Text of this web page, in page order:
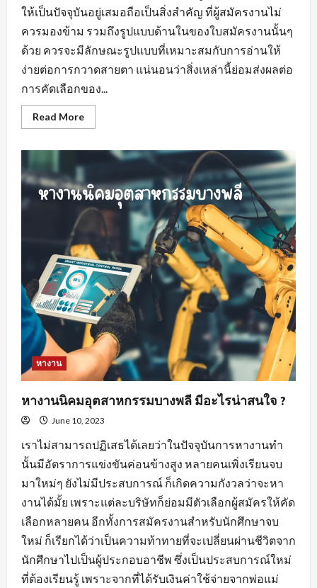
ให้เป็นปัจจุบันอยู่เสมอถือเป็นสิ่งสำคัญ ที่ผู้สมัครงานไม่
ควรมองข้าม รวมถึงรูปแบบด้านในของใบสมัครงานนั้นๆ
ด้วย ควรจะมีลักษณะรูปแบบที่เหมาะสมกับการอ่านให้
ง่ายต่อการกวาดสายตา แน่นอนว่าสิ่งเหล่านี้ย่อมส่งผลต่อ
การคัดเลือกของ...
Read MoreRead
more
ที่
ของ
พฤติกรรม
คน
หา
พนักงาน
ขาย
สร้าง
ความ
พึง
พอใจ
ให้
แก่
องค์กร
หางาน
หางานนิคมอุตสาหกรรมบางพลี มีอะไรน่าสนใจ ?
June 10, 2023
เราไม่สามารถปฏิเสธได้เลยว่าในปัจจุบันการหางานทำ
นั้นมีอัตราการแข่งขันค่อนข้างสูง หลายคนเพิ่งเรียนจบ
มาใหม่ๆ ยังไม่มีประสบการณ์ ก็เกิดความกังวลว่าจะหา
งานได้มั้ย เพราะแต่ละบริษัทก็ย่อมมีตัวเลือกผู้สมัครให้คัด
เลือกหลายคน อีกทั้งการสมัครงานสำหรับนักศึกษาจบ
ใหม่ ก็เรียกได้ว่าเป็นความท้าทายที่จะเปลี่ยนผ่านชีวิตจาก
นักศึกษาไปเป็นผู้ประกอบอาชีพ ซึ่งเป็นประสบการณ์ใหม่
ที่ต้องเรียนรู้ เพราะจากที่ได้รับเงินค่าใช้จ่ายจากพ่อแม่